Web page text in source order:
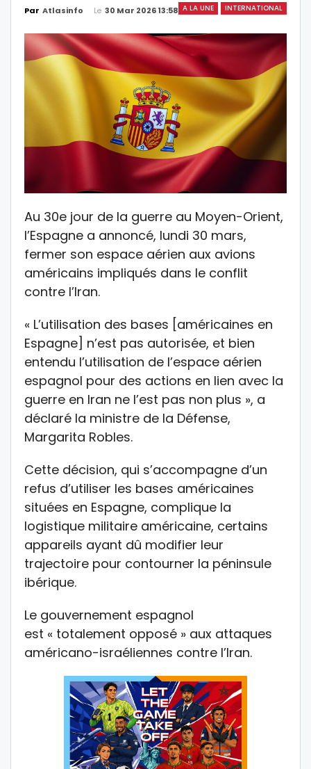
A LA UNE INTERNATIONAL
Par Atlasinfo Le 30 Mar 2026 13:58
Au 30e jour de la guerre au Moyen-Orient,
l’Espagne a annoncé, lundi 30 mars,
fermer son espace aérien aux avions
américains impliqués dans le conflit
contre l’Iran.
« L’utilisation des bases [américaines en
Espagne] n’est pas autorisée, et bien
entendu l’utilisation de l’espace aérien
espagnol pour des actions en lien avec la
guerre en Iran ne l’est pas non plus », a
déclaré la ministre de la Défense,
Margarita Robles.
Cette décision, qui s’accompagne d’un
refus d’utiliser les bases américaines
situées en Espagne, complique la
logistique militaire américaine, certains
appareils ayant dû modifier leur
trajectoire pour contourner la péninsule
ibérique.
Le gouvernement espagnol
est « totalement opposé » aux attaques
américano-israéliennes contre l’Iran.